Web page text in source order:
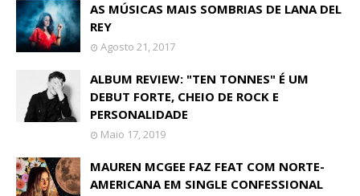
AS MÚSICAS MAIS SOMBRIAS DE LANA DEL
REY
Agosto 21, 2017
ALBUM REVIEW: "TEN TONNES" É UM
DEBUT FORTE, CHEIO DE ROCK E
PERSONALIDADE
Maio 17, 2019
MAUREN MCGEE FAZ FEAT COM NORTE-
AMERICANA EM SINGLE CONFESSIONAL